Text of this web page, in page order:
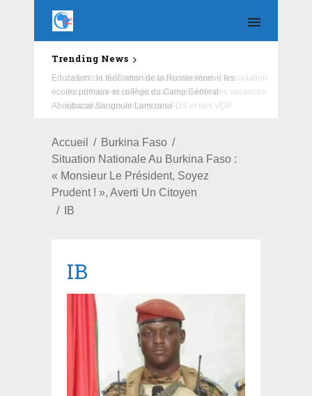
Trending News
Education : la fédération de la Russie rénove les
écoles primaire et collège du Camp Général
Aboubacar Sangoulé Lamizana
Accueil
Burkina Faso
Situation Nationale Au Burkina Faso :
« Monsieur Le Président, Soyez
Prudent ! », Averti Un Citoyen
IB
IB